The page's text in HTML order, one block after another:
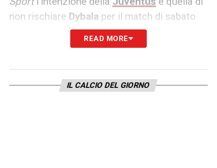
non rischiare Dybala per il match di sabato
dopo l’infortunio patito colVenezia
svolgere il suo personale lavoro di recupero
a Torino e al suo posto Allegri potrebbe
READ MORE
IL CALCIO DEL GIORNO